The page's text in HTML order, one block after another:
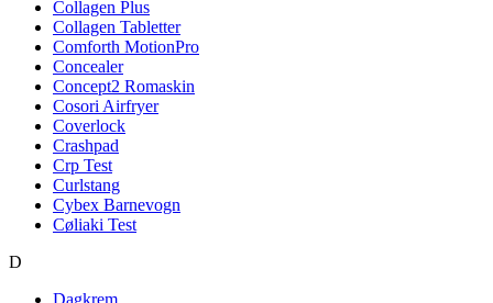
Collagen Plus
Collagen Tabletter
Comforth MotionPro
Concealer
Concept2 Romaskin
Cosori Airfryer
Coverlock
Crashpad
Crp Test
Curlstang
Cybex Barnevogn
Cøliaki Test
D
Dagkrem